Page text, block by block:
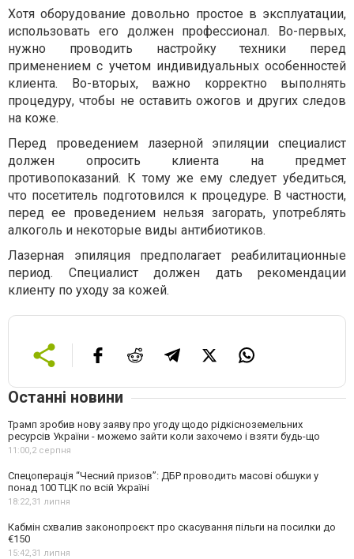
Хотя оборудование довольно простое в эксплуатации,
использовать его должен профессионал. Во-первых,
нужно проводить настройку техники перед
применением с учетом индивидуальных особенностей
клиента. Во-вторых, важно корректно выполнять
процедуру, чтобы не оставить ожогов и других следов
на коже.
Перед проведением лазерной эпиляции специалист
должен опросить клиента на предмет
противопоказаний. К тому же ему следует убедиться,
что посетитель подготовился к процедуре. В частности,
перед ее проведением нельзя загорать, употреблять
алкоголь и некоторые виды антибиотиков.
Лазерная эпиляция предполагает реабилитационные
период. Специалист должен дать рекомендации
клиенту по уходу за кожей.
Останні новини
Трамп зробив нову заяву про угоду щодо рідкісноземельних
ресурсів України - можемо зайти коли захочемо і взяти будь-що
11:00,2 серпня
Спецоперація “Чесний призов”: ДБР проводить масові обшуки у
понад 100 ТЦК по всій Україні
18:22,31 липня
Кабмін схвалив законопроєкт про скасування пільги на посилки до
€150
15:42,31 липня